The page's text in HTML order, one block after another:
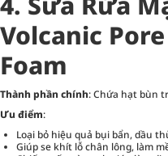
Volcanic
Foam
Thành phần chính: Chứa hạt bùn
Ưu điểm:
Loại bỏ hiệu quả bụi bẩn, dầu
Giúp se khít lỗ chân lông, làm